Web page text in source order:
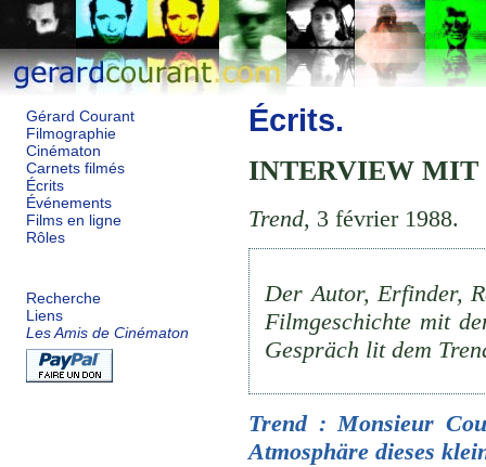
Gérard Courant
Filmographie
Cinématon
Carnets filmés
Écrits
Événements
Films en ligne
Rôles
Recherche
Liens
Les Amis de Cinématon
Écrits.
INTERVIEW MIT
Trend, 3 février 1988.
Der Autor, Erfinder,
Filmgeschichte mit
Gespräch lit dem
Trend: Monsieur
Atmosphäre dieses